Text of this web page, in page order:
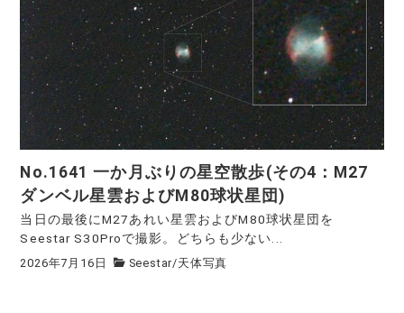
No.1641 一か月ぶりの星空散歩(その4：M27
ダンベル星雲およびM80球状星団)
当日の最後にM27あれい星雲およびM80球状星団を
Seestar S30Proで撮影。どちらも少ない...
2026年7月16日 Seestar/天体写真